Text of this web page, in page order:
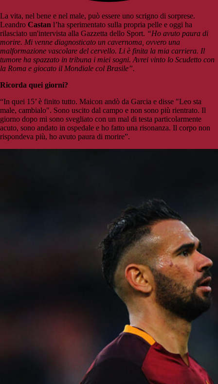
La vita, nel bene e nel male, può essere uno scrigno di sorprese.
Leandro Castan l’ha sperimentato sulla propria pelle e oggi ha
rilasciato un'intervista alla Gazzetta dello Sport. “Ho avuto paura di
morire. Mi venne diagnosticato un cavernoma, ovvero una
malformazione vascolare del cervello. Li è finita la mia carriera. Il
tumore ha spazzato in tribuna i miei sogni. Avrei vinto lo Scudetto con
la Roma e giocato il Mondiale col Brasile”.
Ricorda quei giorni?
“In quei 15’ è finito tutto. Maicon andò da Garcia e disse "Leo sta
male, cambialo". Sono uscito dal campo e non sono più rientrato. Il
giorno dopo mi sono svegliato con un mal di testa particolarmente
acuto, sono andato in ospedale e ho fatto una risonanza. Il corpo non
rispondeva più, ho avuto paura di morire”.